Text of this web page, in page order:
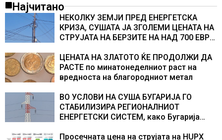
Најчитано
НЕКОЛКУ ЗЕМЈИ ПРЕД ЕНЕРГЕТСКА
КРИЗА, СУШАТА ЈА ЗГОЛЕМИ ЦЕНАТА НА
СТРУЈАТА НА БЕРЗИТЕ НА НАД 700 ЕВРА
ЦЕНАТА НА ЗЛАТОТО ЌЕ ПРОДОЛЖИ ДА
РАСТЕ по минатонеделниот раст на
вредноста на благородниот метал
ВО УСЛОВИ НА СУША БУГАРИЈА ГО
СТАБИЛИЗИРА РЕГИОНАЛНИОТ
ЕНЕРГЕТСКИ СИСТЕМ, како Бугарија
складирање на енергија од батерии
Просечната цена на струјата на HUPX